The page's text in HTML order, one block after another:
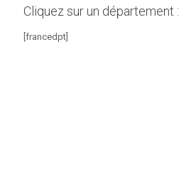
Cliquez sur un département :
[francedpt]